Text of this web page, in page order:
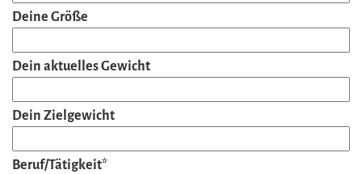
Deine Größe
Dein aktuelles Gewicht
Dein Zielgewicht
Beruf/Tätigkeit*